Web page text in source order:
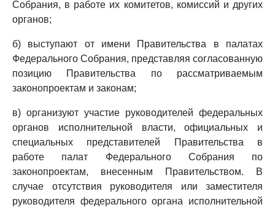
Собрания, в работе их комитетов, комиссий и других
органов;
б) выступают от имени Правительства в палатах
Федерального Собрания, представляя согласованную
позицию Правительства по рассматриваемым
законопроектам и законам;
в) организуют участие руководителей федеральных
органов исполнительной власти, официальных и
специальных представителей Правительства в
работе палат Федерального Собрания по
законопроектам, внесенным Правительством. В
случае отсутствия руководителя или заместителя
руководителя федерального органа исполнительной